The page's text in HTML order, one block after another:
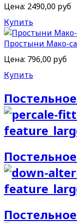
Цена: 2490,00 руб
Купить
Простыни Мако-
Цена: 796,00 руб
Купить